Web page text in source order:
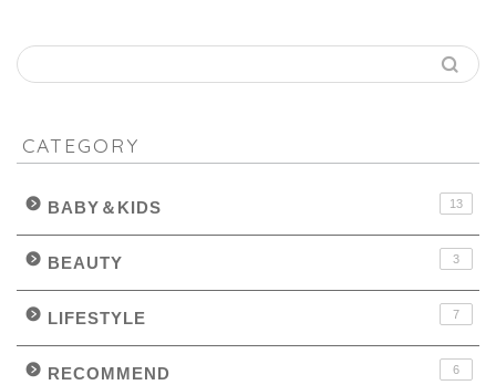
CATEGORY
BABY＆KIDS 13
BEAUTY 3
LIFESTYLE 7
RECOMMEND 6